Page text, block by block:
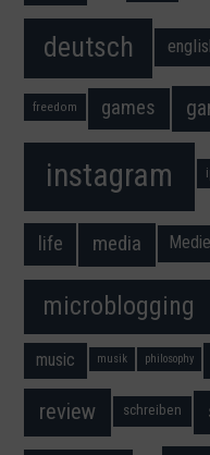
deutsch
freedom games
instagram
life media
microblogging
music musik philosophy
review schreiben